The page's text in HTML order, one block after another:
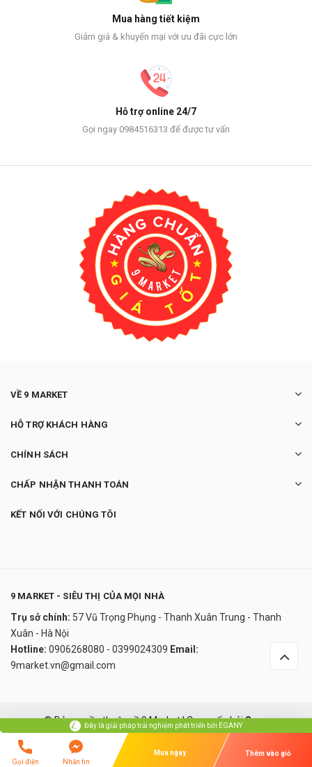
Mua hàng tiết kiệm
Giảm giá & khuyến mại với ưu đãi cực lớn
Hỗ trợ online 24/7
Gọi ngay 0984516313 để được tư vấn
VỀ 9 MARKET
HỖ TRỢ KHÁCH HÀNG
CHÍNH SÁCH
CHẤP NHẬN THANH TOÁN
KẾT NỐI VỚI CHÚNG TÔI
9 MARKET - SIÊU THỊ CỦA MỌI NHÀ
Trụ sở chính: 57 Vũ Trọng Phụng - Thanh Xuân Trung - Thanh
Xuân - Hà Nội
Hotline: 0906268080 - 0399024309 Email:
9market.vn@gmail.com
© Bản quyền thuộc về 9 Market|Cung cấp bởiSapo
So sánh
Lỗi giao diện: file 'snippets/ozui_script.bwt' không được tìm thấy
3.250.000₫
undefined
Đây là giải pháp trải nghiệm phát triển bởi EGANY
Xem Giỏ Hàng Và Thanh Toán
Đây là giải pháp trải nghiệm phát triển bởi EGANY
Gọi điện Nhắn tin
Mua ngay Thêm vào giỏ